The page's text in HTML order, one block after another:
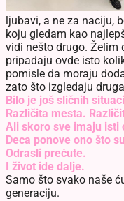
ljubavi, a ne za naciju,
koju gledam kao
vidi nešto drugo. Želim
pripadaju ovde isto
pomisle da moraju
zato što izgledaju
Bilo je još sličnih
Različita mesta.
Ali skoro sve imaju isti
Deca ponove ono što
Odrasli prećute.
I život ide dalje.
Samo što svako naše
generaciju.